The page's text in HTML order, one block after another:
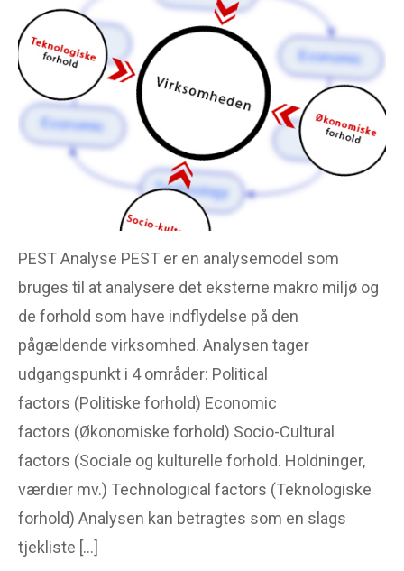
Portræt
Reklame
OM ANALYSEMODEL.DK
Denne side er for dig der
har brug for en analyse
model til alle former for
analyse af tekst, artikel,
billede, skulptur mm.
PEST Analyse PEST er en analysemodel som
bruges til at analysere det eksterne makro miljø og
de forhold som have indflydelse på den
pågældende virksomhed. Analysen tager
udgangspunkt i 4 områder: Political
factors (Politiske forhold) Economic
factors (Økonomiske forhold) Socio-Cultural
factors (Sociale og kulturelle forhold. Holdninger,
værdier mv.) Technological factors (Teknologiske
forhold) Analysen kan betragtes som en slags
tjekliste […]